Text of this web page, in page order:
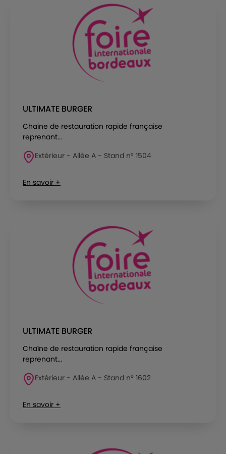
ULTIMATE BURGER
Chaîne de restauration rapide française
reprenant...
Extérieur - Allée A - Stand n° 1504
En savoir +
ULTIMATE BURGER
Chaîne de restauration rapide française
reprenant...
Extérieur - Allée A - Stand n° 1602
En savoir +